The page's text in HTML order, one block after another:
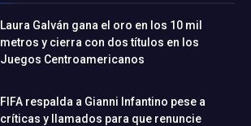
Laura Galván gana el oro en los 10 mil
metros y cierra con dos títulos en los
Juegos Centroamericanos
FIFA respalda a Gianni Infantino pese a
críticas y llamados para que renuncie